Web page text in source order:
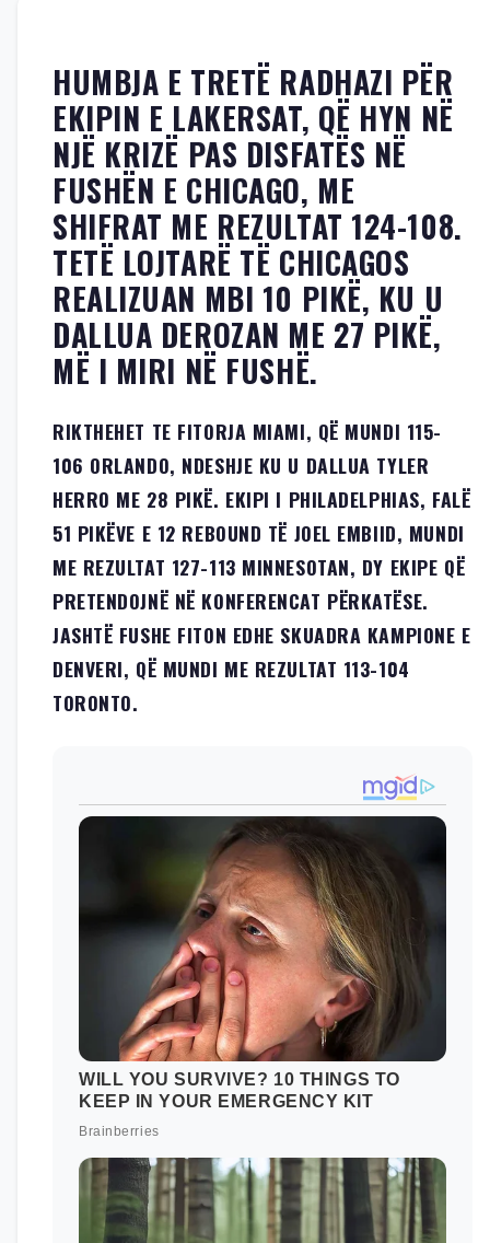
HUMBJA E TRETË RADHAZI PËR
EKIPIN E LAKERSAT, QË HYN NË
NJË KRIZË PAS DISFATËS NË
FUSHËN E CHICAGO, ME
SHIFRAT ME REZULTAT 124-108.
TETË LOJTARË TË CHICAGOS
REALIZUAN MBI 10 PIKË, KU U
DALLUA DEROZAN ME 27 PIKË,
MË I MIRI NË FUSHË.
RIKTHEHET TE FITORJA MIAMI, QË MUNDI 115-
106 ORLANDO, NDESHJE KU U DALLUA TYLER
HERRO ME 28 PIKË. EKIPI I PHILADELPHIAS, FALË
51 PIKËVE E 12 REBOUND TË JOEL EMBIID, MUNDI
ME REZULTAT 127-113 MINNESOTAN, DY EKIPE QË
PRETENDOJNË NË KONFERENCAT PËRKATËSE.
JASHTË FUSHE FITON EDHE SKUADRA KAMPIONE E
DENVERI, QË MUNDI ME REZULTAT 113-104
TORONTO.